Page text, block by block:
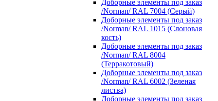
Доборные элементы под заказ
/Norman/ RAL 7004 (Серый)
Доборные элементы под заказ
/Norman/ RAL 1015 (Слоновая
кость)
Доборные элементы под заказ
/Norman/ RAL 8004
(Терракотовый)
Доборные элементы под заказ
/Norman/ RAL 6002 (Зеленая
листва)
Доборные элементы под заказ